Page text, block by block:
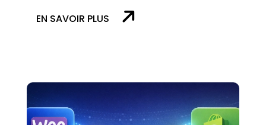
EN SAVOIR PLUS